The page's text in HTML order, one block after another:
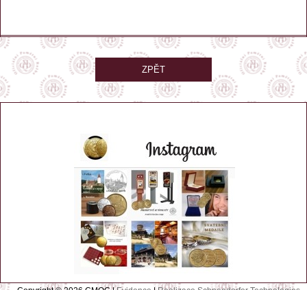
automat je umístěn ve spodní stanici lanovky GPS: 50.705058, 15.732717
Zobrazit na mapě
ZPĚT